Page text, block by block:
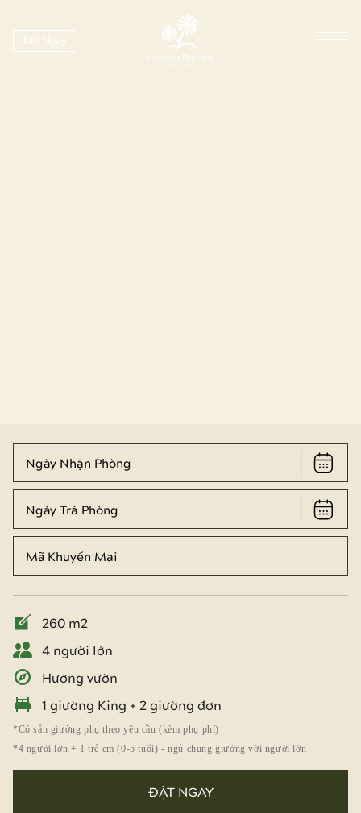
Đặt Ngay
260 m2
4 người lớn
Hướng vườn
1 giường King + 2 giường đơn
*Có sẵn giường phụ theo yêu cầu (kèm phụ phí)
*4 người lớn + 1 trẻ em (0-5 tuổi) - ngủ chung giường với người lớn
ĐẶT NGAY